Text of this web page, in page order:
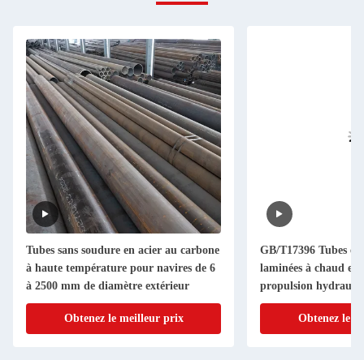
Tubes sans soudure en acier au carbone
à haute température pour navires de 6
à 2500 mm de diamètre extérieur
Obtenez le meilleur prix
GB/T17396 Tubes
laminées à chaud
propulsion
Obtenez le